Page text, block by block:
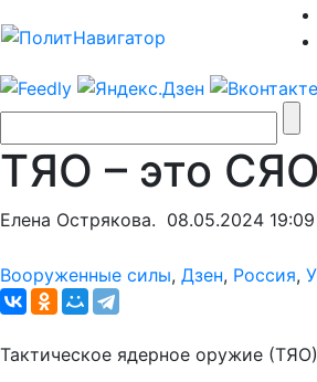
ТЯО – это
Елена Острякова. 08.05.2024 19:09
Вооруженные силы, Дзен, Россия,
Тактическое ядерное оружие